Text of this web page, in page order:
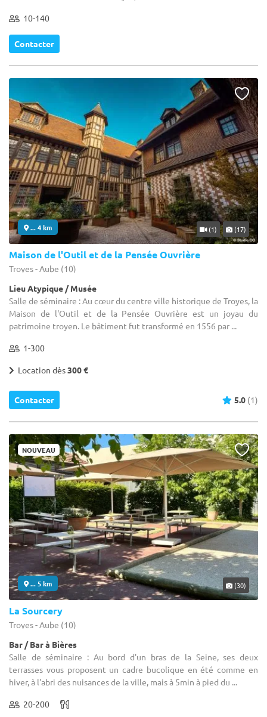
10-140
Contacter
... 4 km (1) (17)
Maison de l'Outil et de la Pensée Ouvrière
Troyes - Aube (10)
Lieu Atypique / Musée
Salle de séminaire : Au cœur du centre ville historique de Troyes, la
Maison de l'Outil et de la Pensée Ouvrière est un joyau du
patrimoine troyen. Le bâtiment fut transformé en 1556 par ...
1-300
Location dès300 €
Contacter 5.0 (1)
NOUVEAU
... 5 km (30)
La Sourcery
Troyes - Aube (10)
Bar / Bar à Bières
Salle de séminaire : Au bord d'un bras de la Seine, ses deux
terrasses vous proposent un cadre bucolique en été comme en
hiver, à l'abri des nuisances de la ville, mais à 5min à pied du ...
20-200